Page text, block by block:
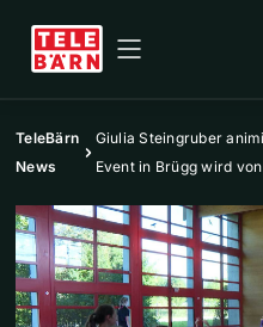
TeleBärn
News
Giulia Steingruber
Event in Brügg wird